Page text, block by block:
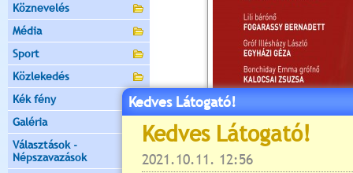
Köznevelés
Média
Sport
Közlekedés
Kék fény
Galéria
Választások -
Népszavazások
Kedves Látogató!